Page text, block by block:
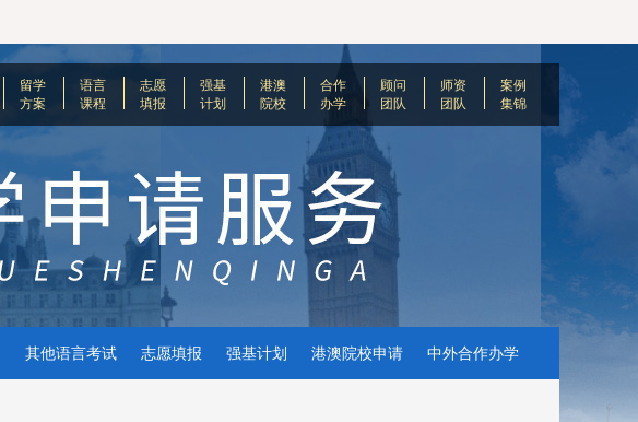
留学
方案
语言
课程
志愿
填报
强基
计划
港澳
院校
合作
办学
顾问
团队
师资
团队
案例
集锦
其他语言考试 志愿填报 强基计划 港澳院校申请 中外合作办学